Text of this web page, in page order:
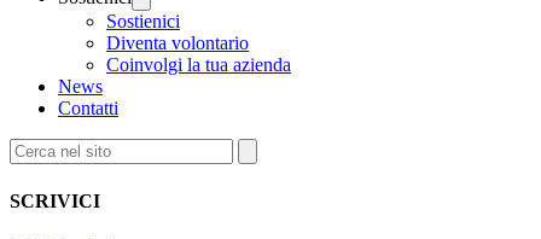
Sostienici
Diventa volontario
Coinvolgi la tua azienda
News
Contatti
SCRIVICI